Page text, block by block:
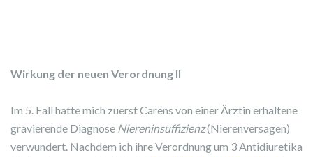
Wirkung der neuen Verordnung II
Im 5. Fall hatte mich zuerst Carens von einer Ärztin erhaltene
gravierende Diagnose Niereninsuffizienz(Nierenversagen)
verwundert. Nachdem ich ihre Verordnung um 3 Antidiuretika